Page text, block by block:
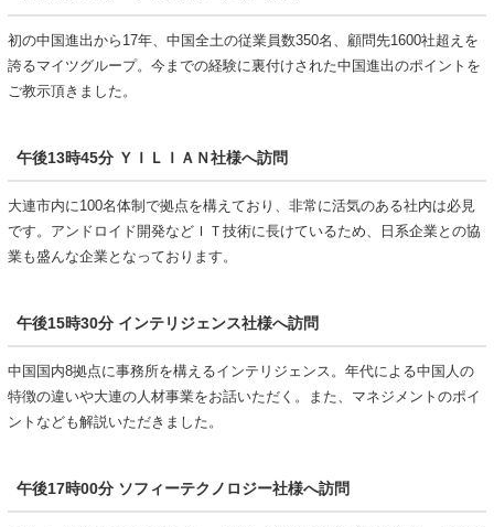
初の中国進出から17年、中国全土の従業員数350名、顧問先1600社超えを
誇るマイツグループ。今までの経験に裏付けされた中国進出のポイントを
ご教示頂きました。
午後13時45分 ＹＩＬＩＡＮ社様へ訪問
大連市内に100名体制で拠点を構えており、非常に活気のある社内は必見
です。アンドロイド開発などＩＴ技術に長けているため、日系企業との協
業も盛んな企業となっております。
午後15時30分 インテリジェンス社様へ訪問
中国国内8拠点に事務所を構えるインテリジェンス。年代による中国人の
特徴の違いや大連の人材事業をお話いただく。また、マネジメントのポイ
ントなども解説いただきました。
午後17時00分 ソフィーテクノロジー社様へ訪問